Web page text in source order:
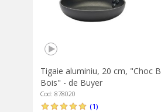
Tigaie aluminiu, 20 cm, "Choc B
Bois" - de Buyer
Cod: 878020
(1)